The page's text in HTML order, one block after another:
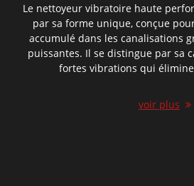
Le nettoyeur vibratoire haute
par sa forme unique, conçue
accumulé dans les canalisations
puissantes. Il se distingue par sa
fortes vibrations qui
voir plus